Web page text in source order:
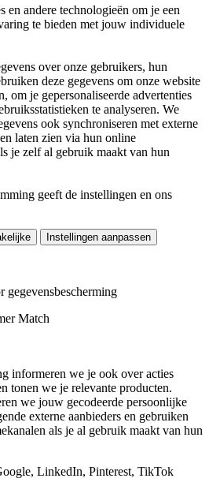
en andere technologieën om je een
te bieden met jouw individuele
over onze gebruikers, hun
deze gegevens om onze website
om je gepersonaliseerde advertenties
te analyseren. We
ook synchroniseren met externe
laten zien via hun online
je zelf al gebruik maakt van hun
geeft de instellingen en ons
Instellingen aanpassen
Match
informeren we je ook over acties
tonen we je relevante producten.
we jouw gecodeerde persoonlijke
externe aanbieders en gebruiken
als je al gebruik maakt van hun
LinkedIn, Pinterest, TikTok